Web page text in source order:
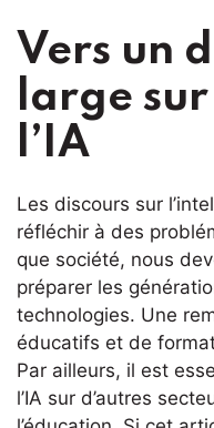
Vers un
large sur
l’IA
Les discours sur
réfléchir à des
que société, nous
préparer les
technologies. Une
éducatifs et de
Par ailleurs, il est
l’IA sur d’autres